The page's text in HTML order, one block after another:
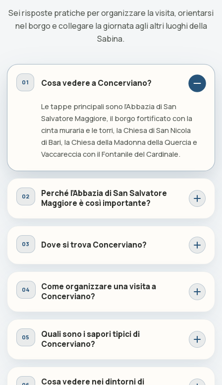
Sei risposte pratiche per organizzare la visita, orientarsi
nel borgo e collegare la giornata agli altri luoghi della
Sabina.
Cosa vedere a Concerviano?
Le tappe principali sono l’Abbazia di San
Salvatore Maggiore, il borgo fortificato con la
cinta muraria e le torri, la Chiesa di San Nicola
di Bari, la Chiesa della Madonna della Quercia e
Vaccareccia con il Fontanile del Cardinale.
Perché l’Abbazia di San Salvatore
Maggiore è così importante?
Dove si trova Concerviano?
Come organizzare una visita a
Concerviano?
Quali sono i sapori tipici di
Concerviano?
Cosa vedere nei dintorni di